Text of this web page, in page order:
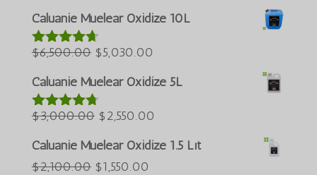
sao
gốc
$35,000.00.
Caluanie Muelear Oxidize 10L
Được xếp
5 sao
$6,500.00 Giá
gốc
là:
$6,500.00.
$5,030.00
hiện
là:
$5,030.00.
Caluanie Muelear Oxidize 5L
Được xếp
5 sao
$3,000.00 Giá
gốc
$2,550.00
Caluanie Muelear Oxidize 1.5 Lít
$2,100.00 Giá
$1,550.00
한국어
Bahasa Melayu